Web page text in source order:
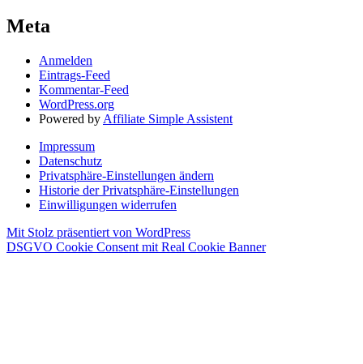
Meta
Anmelden
Eintrags-Feed
Kommentar-Feed
WordPress.org
Powered by Affiliate Simple Assistent
Impressum
Datenschutz
Privatsphäre-Einstellungen ändern
Historie der Privatsphäre-Einstellungen
Einwilligungen widerrufen
Mit Stolz präsentiert von WordPress
DSGVO Cookie Consent mit Real Cookie Banner